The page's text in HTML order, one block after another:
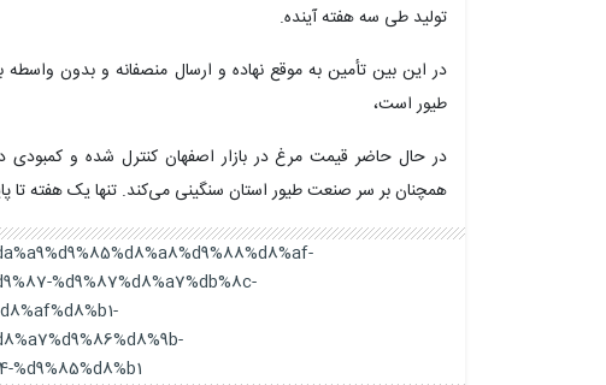
تولید طی سه هفته آینده.
در این بین تأمین به موقع نهاده و ارسال منصفانه و بدون واسطه
طیور است،
در حال حاضر قیمت مرغ در بازار اصفهان کنترل شده و کمبودی
همچنان بر سر صنعت طیور استان سنگینی می‌کند. تنها یک هفته تا
%d9%87%d8%a7%db%8c-
%d9%85%d8%b1/